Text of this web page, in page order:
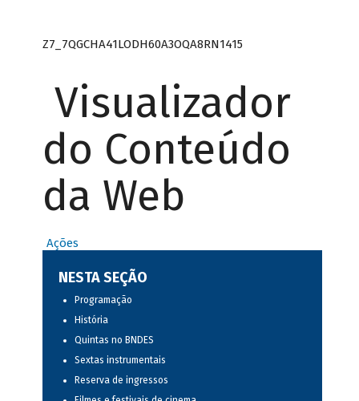
Z7_7QGCHA41LODH60A3OQA8RN1415
Visualizador
do Conteúdo
da Web
Ações
NESTA SEÇÃO
Programação
História
Quintas no BNDES
Sextas instrumentais
Reserva de ingressos